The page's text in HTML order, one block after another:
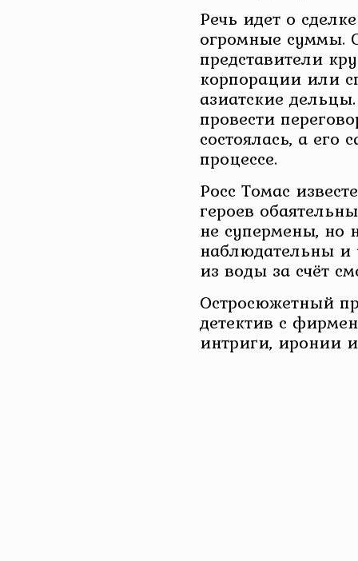
Речь идет о
огромные суммы.
представители
корпорации или
азиатские
провести
состоялась, а его
процессе.
Росс Томас
героев
не супермены, но
наблюдательны и
из воды за счёт
Остросюжетный
детектив с
интриги, иронии